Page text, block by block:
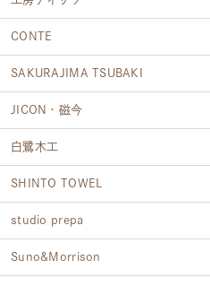
CONTE
SAKURAJIMA TSUBAKI
JICON・磁今
白鷺木工
SHINTO TOWEL
studio prepa
Suno&Morrison